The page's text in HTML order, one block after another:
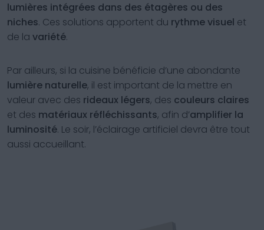
lumières intégrées dans des étagères ou des
niches. Ces solutions apportent du rythme visuel et
de la variété.
Par ailleurs, si la cuisine bénéficie d’une abondante
lumière naturelle, il est important de la mettre en
valeur avec des rideaux légers, des couleurs claires
et des matériaux réfléchissants, afin d’amplifier la
luminosité. Le soir, l’éclairage artificiel devra être tout
aussi accueillant.